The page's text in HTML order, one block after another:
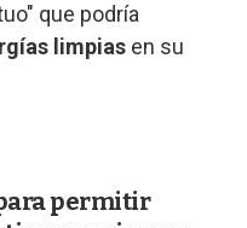
que podría
limpias en su
permitir